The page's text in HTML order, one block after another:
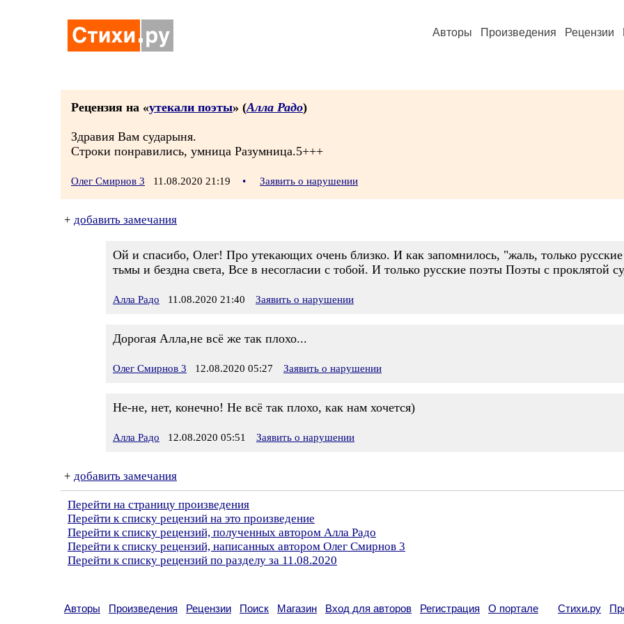
Авторы Произведения Рецензии
Рецензия на «утекали поэты» (Алла Радо)
Здравия Вам сударыня.
Строки понравились, умница Разумница.5+++
Олег Смирнов 3 11.08.2020 21:19 • Заявить о нарушении
+ добавить замечания
Ой и спасибо, Олег! Про утекающих очень близко. И как запомнилось, "жаль, только
тьмы и бездна света, Все в несогласии с тобой. И только русские поэты Поэты с проклятой
Алла Радо 11.08.2020 21:40 Заявить о нарушении
Дорогая Алла,не всё же так плохо...
Олег Смирнов 3 12.08.2020 05:27 Заявить о нарушении
Не-не, нет, конечно! Не всё так плохо, как нам хочется)
Алла Радо 12.08.2020 05:51 Заявить о нарушении
+ добавить замечания
Перейти на страницу произведения
Перейти к списку рецензий на это произведение
Перейти к списку рецензий, полученных автором Алла Радо
Перейти к списку рецензий, написанных автором Олег Смирнов 3
Перейти к списку рецензий по разделу за 11.08.2020
Авторы Произведения Рецензии Поиск Магазин Вход для авторов Регистрация О портале Стихи.ру